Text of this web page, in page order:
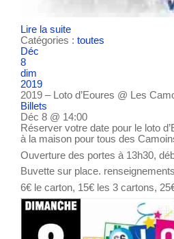
Lire la suite
Catégories : toutes
Déc
8
dim
2019
2019 – Loto d’Eoures @ Les
Billets
Déc 8 @ 14:00
Réserver votre date pour le loto
à la maison pour tous des
Ouverture des portes à 13h30,
Buvette sur place.
6€ le carton, 15€ les 3 cartons,